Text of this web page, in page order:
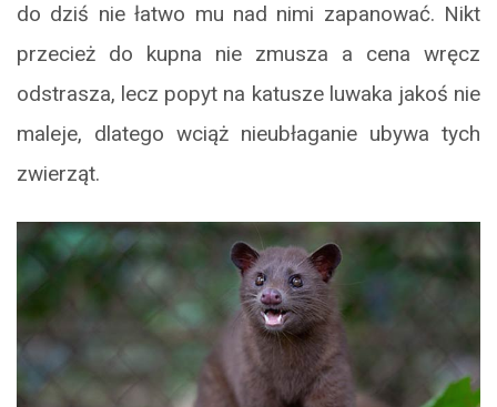
do dziś nie łatwo mu nad nimi zapanować. Nikt
przecież do kupna nie zmusza a cena wręcz
odstrasza, lecz popyt na katusze luwaka jakoś nie
maleje, dlatego wciąż nieubłaganie ubywa tych
zwierząt.